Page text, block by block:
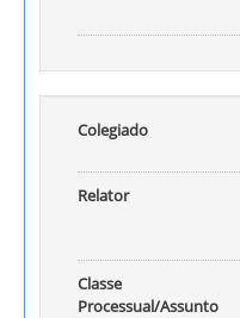
Colegiado
Relator
Classe
Processual/Assunto